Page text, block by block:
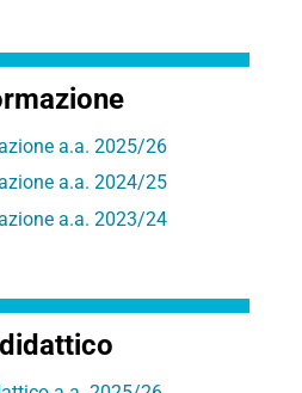
a.a. 2025/26
a.a. 2024/25
a.a. 2023/24